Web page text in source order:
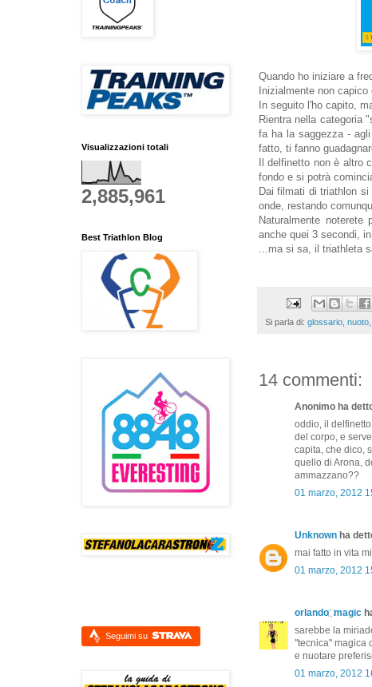
Quando ho iniziare a
Inizialmente non
In seguito l'ho capito,
Rientra nella categoria
fa ha la saggezza -
fatto, ti fanno
Il delfinetto non è altro
fondo e si potrà
Dai filmati di triathlon
onde, restando
Naturalmente
anche quei 3 secondi,
...ma si sa, il triathleta
Si parla di: glossario nuoto
14 commenti:
Anonimo ha
oddio, il
del corpo, e
capita, che dico,
quello di Arona,
ammazzano??
01 marzo, 2012
Unknown ha
mai fatto in vita
01 marzo, 2012
orlando ҉ magic
sarebbe la
"tecnica" magica
e nuotare
01 marzo, 2012
Visualizzazioni totali
2,885,961
Best Triathlon Blog
Seguimi su